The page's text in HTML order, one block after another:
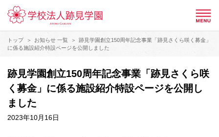
トップ お知らせ 一覧
跡見学園創立150周年記念事業「跡見さくら咲く募金」
に係る施設紹介特設ページを公開しました
跡見学園創立150周年記念事業「跡見さくら咲
く募金」に係る施設紹介特設ページを公開し
ました
2023年10月16日